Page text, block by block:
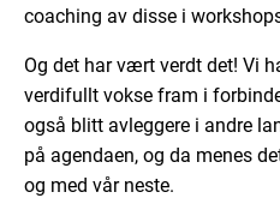
coaching av disse i
Og det har vært verdt det! Vi
verdifullt vokse fram i
også blitt avleggere i andre
på agendaen, og da menes
og med vår neste.